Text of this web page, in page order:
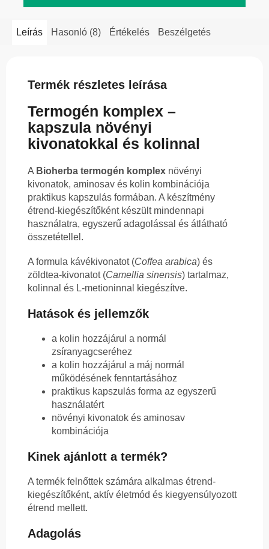
Leírás Hasonló (8) Értékelés Beszélgetés
Termék részletes leírása
Termogén komplex –
kapszula növényi
kivonatokkal és kolinnal
A Bioherba termogén komplex növényi
kivonatok, aminosav és kolin kombinációja
praktikus kapszulás formában. A készítmény
étrend-kiegészítőként készült mindennapi
használatra, egyszerű adagolással és átlátható
összetétellel.
A formula kávékivonatot (Coffea arabica) és
zöldtea-kivonatot (Camellia sinensis) tartalmaz,
kolinnal és L-metioninnal kiegészítve.
Hatások és jellemzők
a kolin hozzájárul a normál
zsíranyagcseréhez
a kolin hozzájárul a máj normál
működésének fenntartásához
praktikus kapszulás forma az egyszerű
használatért
növényi kivonatok és aminosav
kombinációja
Kinek ajánlott a termék?
A termék felnőttek számára alkalmas étrend-
kiegészítőként, aktív életmód és kiegyensúlyozott
étrend mellett.
Adagolás